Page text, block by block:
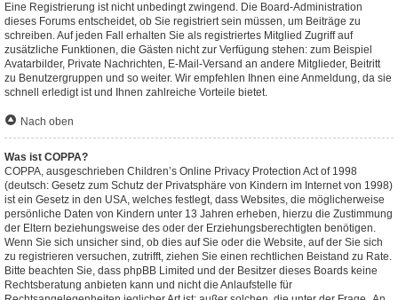
Eine Registrierung ist nicht unbedingt zwingend. Die Board-Administration
dieses Forums entscheidet, ob Sie registriert sein müssen, um Beiträge zu
schreiben. Auf jeden Fall erhalten Sie als registriertes Mitglied Zugriff auf
zusätzliche Funktionen, die Gästen nicht zur Verfügung stehen: zum Beispiel
Avatarbilder, Private Nachrichten, E-Mail-Versand an andere Mitglieder, Beitritt
zu Benutzergruppen und so weiter. Wir empfehlen Ihnen eine Anmeldung, da sie
schnell erledigt ist und Ihnen zahlreiche Vorteile bietet.
Nach oben
Was ist COPPA?
COPPA, ausgeschrieben Children’s Online Privacy Protection Act of 1998
(deutsch: Gesetz zum Schutz der Privatsphäre von Kindern im Internet von 1998)
ist ein Gesetz in den USA, welches festlegt, dass Websites, die möglicherweise
persönliche Daten von Kindern unter 13 Jahren erheben, hierzu die Zustimmung
der Eltern beziehungsweise des oder der Erziehungsberechtigten benötigen.
Wenn Sie sich unsicher sind, ob dies auf Sie oder die Website, auf der Sie sich
zu registrieren versuchen, zutrifft, ziehen Sie einen rechtlichen Beistand zu Rate.
Bitte beachten Sie, dass phpBB Limited und der Besitzer dieses Boards keine
Rechtsberatung anbieten kann und nicht die Anlaufstelle für